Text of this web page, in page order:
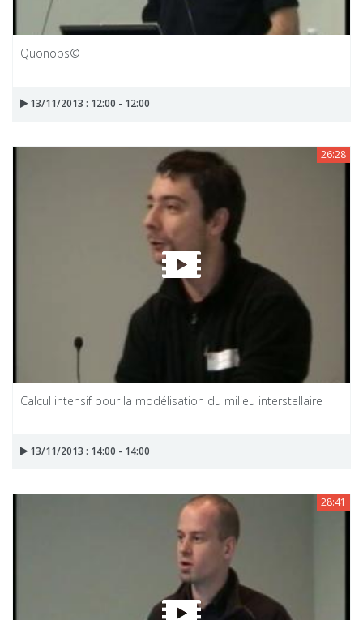
Quonops©
13/11/2013 : 12:00 - 12:00
26:28
Calcul intensif pour la modélisation du milieu interstellaire
13/11/2013 : 14:00 - 14:00
28:41